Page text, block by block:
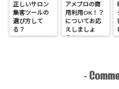
正しいサロン
集客ツールの
選び方して
る？
アメブロの商
用利用OK！？
についてお応
えしましょ
う！
-